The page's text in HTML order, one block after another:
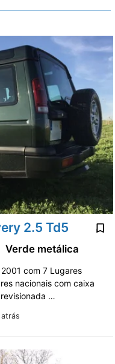
2.5 Td5
Verde metálica
com 7 Lugares
nacionais com caixa
…